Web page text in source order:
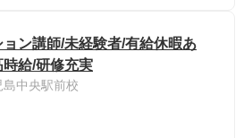
ン講師/未経験者/有給休暇あ
時給/研修充実
中央駅前校